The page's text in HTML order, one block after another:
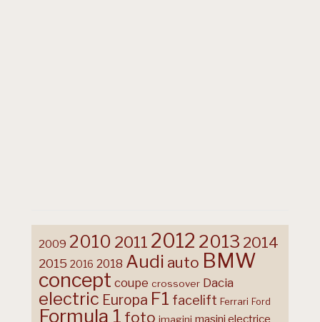
2009 2010 2011 2012 2013 2014
2015 2016 2018 Audi auto BMW
concept coupe crossover Dacia
electric Europa F1 facelift Ferrari Ford
Formula 1 foto imagini masini electrice